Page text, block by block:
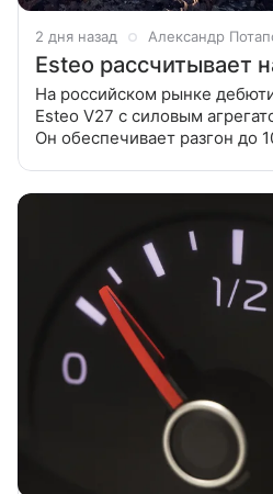
2 дня назад Александр
Esteo рассчитывает
На российском рынке
Esteo V27 с силовым
Он обеспечивает разгон до